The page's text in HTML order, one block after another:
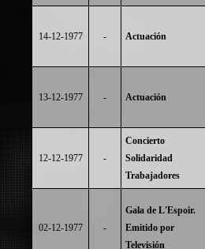
14-12-1977 - Actuación
13-12-1977 - Actuación
12-12-1977 -
Concierto
Solidaridad
Trabajadores
02-12-1977 -
Gala de L'Espoir.
Emitido por
Televisión